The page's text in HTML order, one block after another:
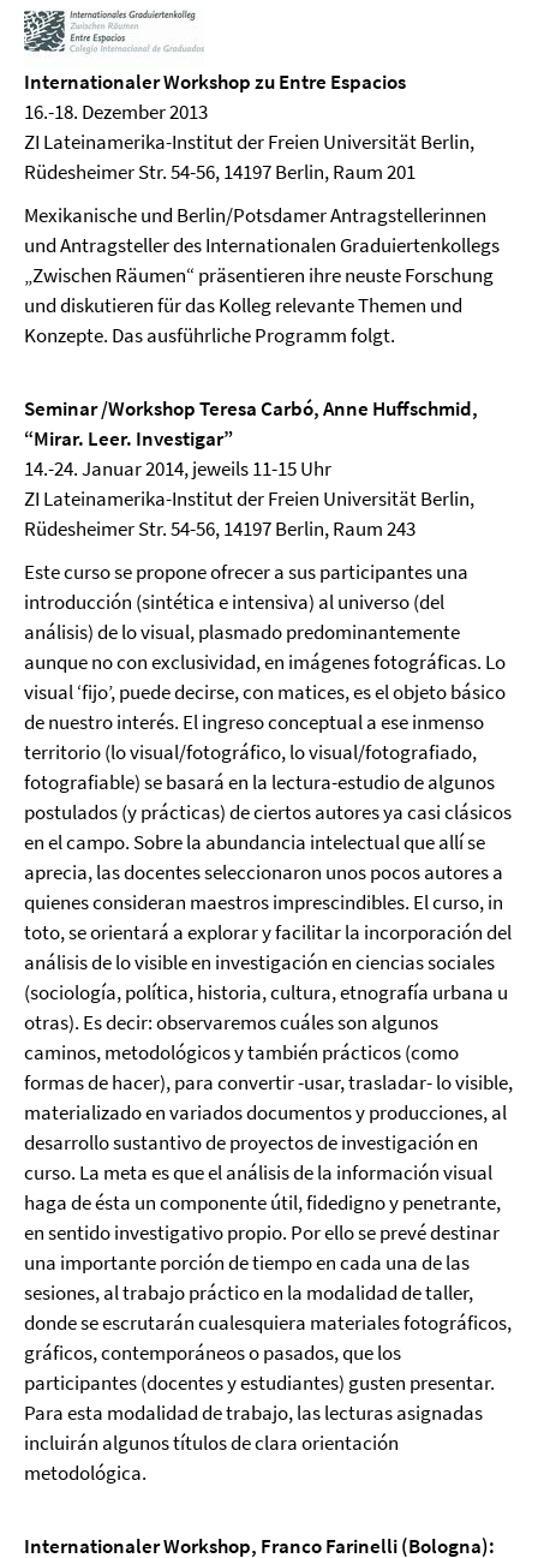
Internationaler Workshop zu Entre Espacios
16.-18. Dezember 2013
ZI Lateinamerika-Institut der Freien Universität Berlin,
Rüdesheimer Str. 54-56, 14197 Berlin, Raum 201
Mexikanische und Berlin/Potsdamer Antragstellerinnen
und Antragsteller des Internationalen Graduiertenkollegs
„Zwischen Räumen“ präsentieren ihre neuste Forschung
und diskutieren für das Kolleg relevante Themen und
Konzepte. Das ausführliche Programm folgt.
Seminar /Workshop Teresa Carbó, Anne Huffschmid,
“Mirar. Leer. Investigar”
14.-24. Januar 2014, jeweils 11-15 Uhr
ZI Lateinamerika-Institut der Freien Universität Berlin,
Rüdesheimer Str. 54-56, 14197 Berlin, Raum 243
Este curso se propone ofrecer a sus participantes una
introducción (sintética e intensiva) al universo (del
análisis) de lo visual, plasmado predominantemente
aunque no con exclusividad, en imágenes fotográficas. Lo
visual ‘fijo’, puede decirse, con matices, es el objeto básico
de nuestro interés. El ingreso conceptual a ese inmenso
territorio (lo visual/fotográfico, lo visual/fotografiado,
fotografiable) se basará en la lectura-estudio de algunos
postulados (y prácticas) de ciertos autores ya casi clásicos
en el campo. Sobre la abundancia intelectual que allí se
aprecia, las docentes seleccionaron unos pocos autores a
quienes consideran maestros imprescindibles. El curso, in
toto, se orientará a explorar y facilitar la incorporación del
análisis de lo visible en investigación en ciencias sociales
(sociología, política, historia, cultura, etnografía urbana u
otras). Es decir: observaremos cuáles son algunos
caminos, metodológicos y también prácticos (como
formas de hacer), para convertir -usar, trasladar- lo visible,
materializado en variados documentos y producciones, al
desarrollo sustantivo de proyectos de investigación en
curso. La meta es que el análisis de la información visual
haga de ésta un componente útil, fidedigno y penetrante,
en sentido investigativo propio. Por ello se prevé destinar
una importante porción de tiempo en cada una de las
sesiones, al trabajo práctico en la modalidad de taller,
donde se escrutarán cualesquiera materiales fotográficos,
gráficos, contemporáneos o pasados, que los
participantes (docentes y estudiantes) gusten presentar.
Para esta modalidad de trabajo, las lecturas asignadas
incluirán algunos títulos de clara orientación
metodológica.
Internationaler Workshop, Franco Farinelli (Bologna):